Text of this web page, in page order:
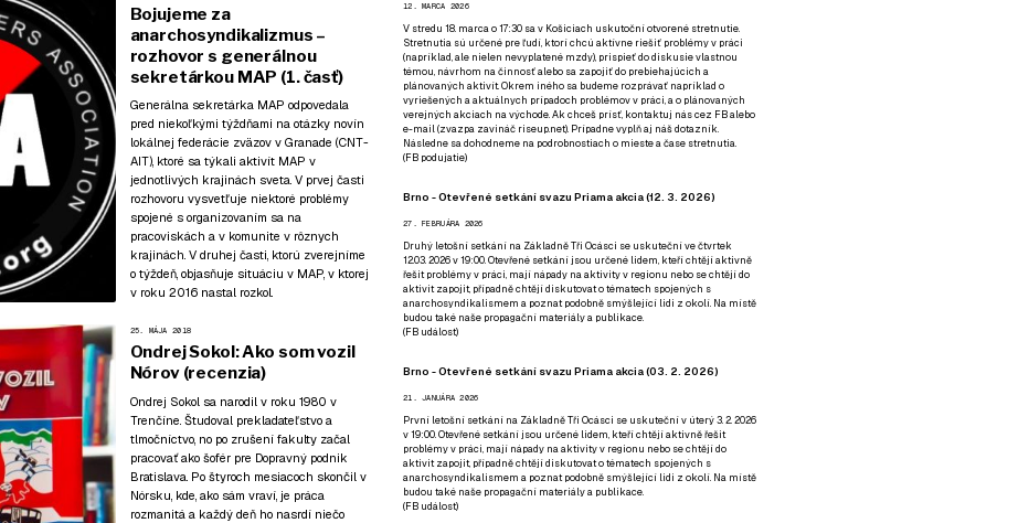
Bojujeme za
anarchosyndikalizmus –
rozhovor s generálnou
sekretárkou MAP (1. časť)
Generálna sekretárka MAP odpovedala
pred niekoľkými týždňami na otázky novín
lokálnej federácie zväzov v Granade (CNT-
AIT), ktoré sa týkali aktivít MAP v
jednotlivých krajinách sveta. V prvej časti
rozhovoru vysvetľuje niektoré problémy
spojené s organizovaním sa na
pracoviskách a v komunite v rôznych
krajinách. V druhej časti, ktorú zverejníme
o týždeň, objasňuje situáciu v MAP, v ktorej
v roku 2016 nastal rozkol.
25. MÁJA 2018
Ondrej Sokol: Ako som vozil
Nórov (recenzia)
Ondrej Sokol sa narodil v roku 1980 v
Trenčíne. Študoval prekladateľstvo a
tlmočníctvo, no po zrušení fakulty začal
pracovať ako šofér pre Dopravný podnik
Bratislava. Po štyroch mesiacoch skončil v
Nórsku, kde, ako sám vraví, je práca
rozmanitá a každý deň ho nasrdí niečo
12. MARCA 2026
V stredu 18. marca o 17:30 sa v Košiciach uskutoční otvorené stretnutie.
Stretnutia sú určené pre ľudí, ktorí chcú aktívne riešiť problémy v práci
(napríklad, ale nielen nevyplatené mzdy), prispieť do diskusie vlastnou
témou, návrhom na činnosť alebo sa zapojiť do prebiehajúcich a
plánovaných aktivít. Okrem iného sa budeme rozprávať napríklad o
vyriešených a aktuálnych prípadoch problémov v práci, a o plánovaných
verejných akciach na východe. Ak chceš prísť, kontaktuj nás cez FBalebo
e-mail (zvazpa zavináč riseup.net). Prípadnevyplň aj náš dotazník.
Následne sa dohodneme na podrobnostiach o mieste a čase stretnutia.
(FB podujatie)
Brno - Otevřené setkání svazu Priama akcia (12. 3. 2026)
27. FEBRUÁRA 2026
Druhý letošní setkání na Základně Tři Ocásci se uskuteční ve čtvrtek
12.03. 2026 v 19:00. Otevřené setkání jsou určené lidem, kteří chtějí aktivně
řešit problémy v práci, mají nápady na aktivity v regionu nebo se chtějí do
aktivit zapojit, případně chtějí diskutovat o tématech spojených s
anarchosyndikalismem a poznat podobně smýšlející lidi z okolí. Na místě
budou také naše propagační materiály a publikace.
(FB událost)
Brno - Otevřené setkání svazu Priama akcia (03. 2. 2026)
21. JANUÁRA 2026
První letošní setkání na Základně Tři Ocásci se uskuteční v úterý 3. 2. 2026
v 19:00. Otevřené setkání jsou určené lidem, kteří chtějí aktivně řešit
problémy v práci, mají nápady na aktivity v regionu nebo se chtějí do
aktivit zapojit, případně chtějí diskutovat o tématech spojených s
anarchosyndikalismem a poznat podobně smýšlející lidi z okolí. Na místě
budou také naše propagační materiály a publikace.
(FB událost)